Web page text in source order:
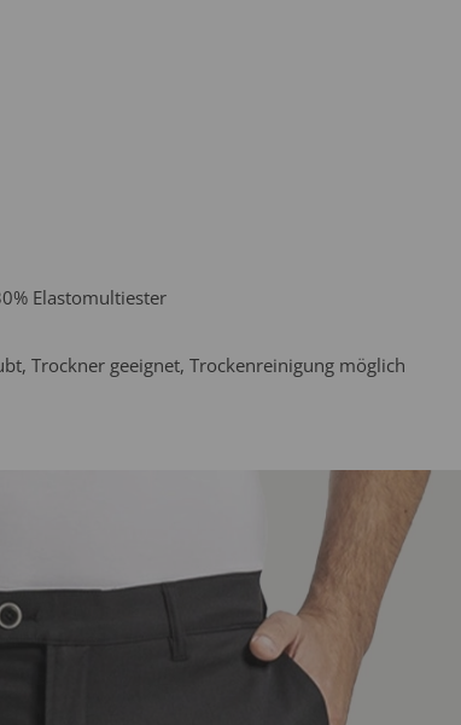
Elastomultiester
Trockner geeignet, Trockenreinigung möglich